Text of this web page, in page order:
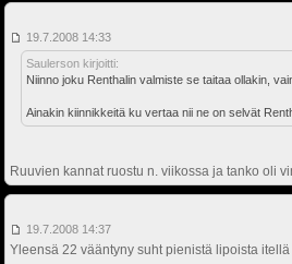
19.7.2008 14:33
Saulerson kirjoitti:
Niinno joku Renthalin valmiste se taitaa ollakin,
Ainakin kiinnikkeitä ku vertaa nii ne on selvät
Ruuvien kannat ruostu n. viikossa ja tanko oli
19.7.2008 14:37
Yleensä 22 vääntyny suht pienistä lipoista